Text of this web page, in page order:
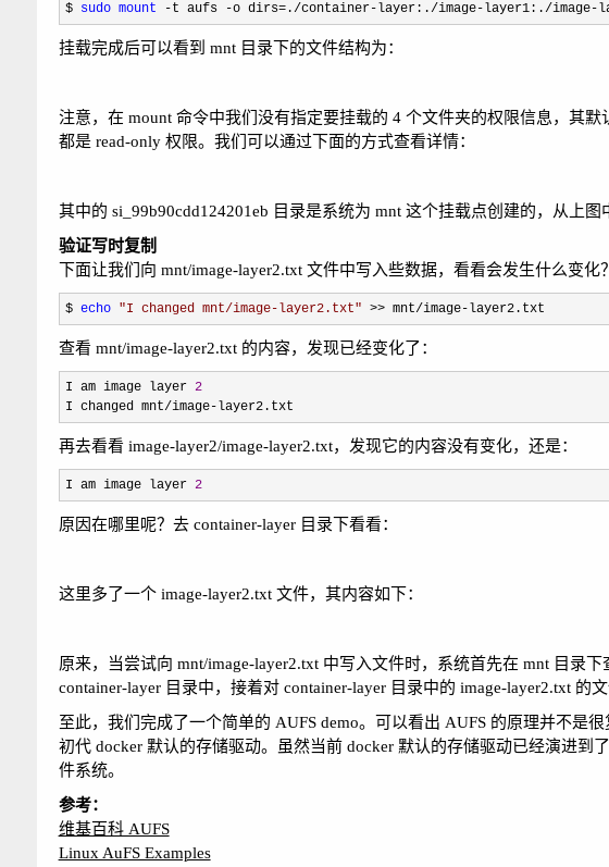
$ sudo mount -t aufs -o dirs=./container-layer:./image-layer1:./image-
挂载完成后可以看到 mnt 目录下的文件结构为：
注意，在 mount 命令中我们没有指定要挂载的 4 个文件夹的权限信息，其
都是 read-only 权限。我们可以通过下面的方式查看详情：
其中的 si_99b90cdd124201eb 目录是系统为 mnt 这个挂载点创建的，从上
验证写时复制
下面让我们向 mnt/image-layer2.txt 文件中写入些数据，看看会发生什么变化？
$ echo "I changed mnt/image-layer2.txt" >> mnt/image-layer2.txt
查看 mnt/image-layer2.txt 的内容，发现已经变化了：
I am image layer 2
I changed mnt/image-layer2.txt
再去看看 image-layer2/image-layer2.txt，发现它的内容没有变化，还是：
I am image layer 2
原因在哪里呢？去 container-layer 目录下看看：
这里多了一个 image-layer2.txt 文件，其内容如下：
原来，当尝试向 mnt/image-layer2.txt 中写入文件时，系统首先在 mnt 目录
container-layer 目录中，接着对 container-layer 目录中的 image-layer2.txt 的
至此，我们完成了一个简单的 AUFS demo。可以看出 AUFS 的原理并不是
初代 docker 默认的存储驱动。虽然当前 docker 默认的存储驱动已经演进到
件系统。
参考：
维基百科 AUFS
Linux AuFS Examples